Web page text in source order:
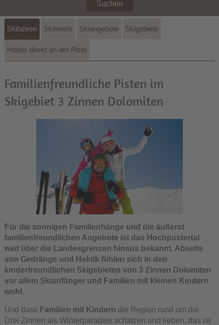
Suchen
Skifahren Skihotels Skiangebote Skigebiete
Hotels direkt an der Piste
Familienfreundliche Pisten im
Skigebiet 3 Zinnen Dolomiten
Für die sonnigen Familienhänge und die äußerst
familienfreundlichen Angebote ist das Hochpustertal
weit über die Landesgrenzen hinaus bekannt. Abseits
von Gedränge und Hektik fühlen sich in den
kinderfreundlichen Skigebieten von 3 Zinnen Dolomiten
vor allem Skianfänger und Familien mit kleinen Kindern
wohl.
Und dass Familien mit Kindern die Region rund um die
Drei Zinnen als Winterparadies schätzen und lieben, das ist